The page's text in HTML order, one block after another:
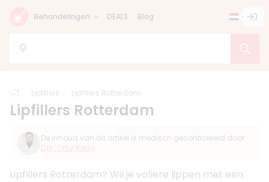
Behandelingen DEALS Blog
Home
Lipfillers Lipfillers Rotterdam
Lipfillers Rotterdam
De inhoud van dit artikel is medisch gecontroleerd door:
Drs. Onur Kenc
Lipfillers Rotterdam? Wil je vollere lippen met een